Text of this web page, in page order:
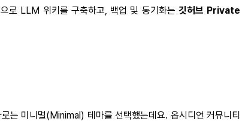
로 LLM 위키를 구축하고, 백업 및 동기화는 깃허브 Private
는 미니멀(Minimal) 테마를 선택했는데요. 옵시디언 커뮤니티